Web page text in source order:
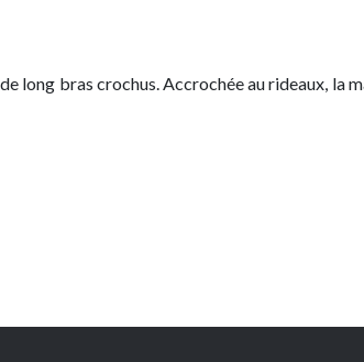
long bras crochus. Accrochée au rideaux, la